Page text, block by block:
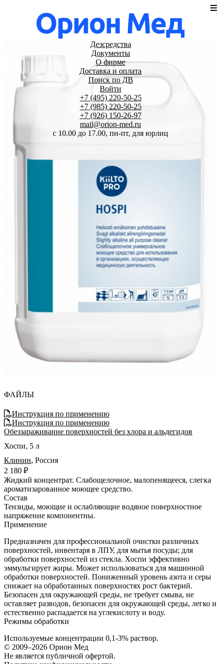
Дезсредства
Документы
О фирме
Доставка и оплата
Поиск по ДВ
Войти
+7 (495) 220-50-25
+7 (985) 220-50-25
+7 (926) 150-26-97
mail@orion-med.ru
c 10.00 до 17.00, пн-пт, для юрлиц
ФАЙЛЫ
Инструкция по применению
Инструкция по применению
Обеззараживание поверхностей без хлора и альдегидов
Хоспи, 5 л
Клинин, Россия
Жидкий концентрат. Слабощелочное, малопенящееся, слегка
ароматизарованное моющее средство.
Состав
Тензиды, моющие и ослабляющие водяное поверхностное
напряжение компонентны.
Применение
Предназначен для профессиональной очистки различных
поверхностей, инвентаря в ЛПУ, для мытья посуды; для
обработки поверхностей из стекла. Хоспи эффективно
эммульгирует жиры. Может использоваться для машинной
обработки поверхностей. Пониженный уровень азота и серы
снижает на обработанных поверхностях рост бактерий.
Безопасен для окружающей среды, не требует смыва, не
оставляет разводов, безопасен для окружающей среды, легко и
естественно распадается на углекислоту и воду.
Режимы обработки
Используемые концентрации 0,1-3% раствор.
2 180 ₽
© 2009–2026 Орион Мед
Не является публичной офертой.